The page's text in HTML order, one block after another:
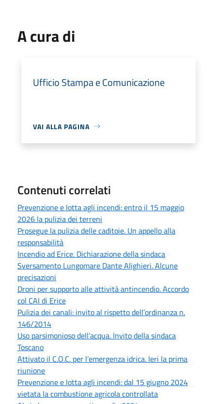
A cura di
Ufficio Stampa e Comunicazione
VAI ALLA PAGINA
Contenuti correlati
Prevenzione e lotta agli incendi: entro il 15 maggio
2026 la pulizia dei terreni
Prosegue la pulizia delle caditoie. Un appello alla
responsabilità
Incendio ad Erice. Dichiarazione della sindaca
Sversamento Lungomare Dante Alighieri. Alcune
precisazioni
Droni per supporto alle attività antincendio. Accordo
col CAI di Erice
Pulizia dei canali: invito al rispetto dell’ordinanza n.
146/2014
Uso parsimonioso dell’acqua. Invito della sindaca
Toscano
Attivato il C.O.C. per l’emergenza idrica. Ieri la prima
riunione
Prevenzione e lotta agli incendi: dal 15 giugno 2024
vietata la combustione agricola controllata